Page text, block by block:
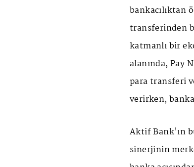
bankacılıktan
transferinden
katmanlı bir
alanında, Pay
para transferi
verirken,
Aktif Bank'ın
sinerjinin